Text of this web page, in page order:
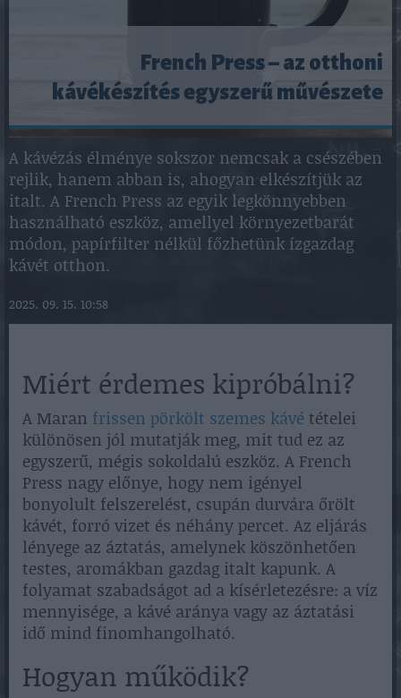
French Press – az otthoni
kávékészítés egyszerű művészete
A kávézás élménye sokszor nemcsak a csészében
rejlik, hanem abban is, ahogyan elkészítjük az
italt. A French Press az egyik legkönnyebben
használható eszköz, amellyel környezetbarát
módon, papírfilter nélkül főzhetünk ízgazdag
kávét otthon.
2025. 09. 15. 10:58
Miért érdemes kipróbálni?
A Maran frissen pörkölt szemes kávé tételei
különösen jól mutatják meg, mit tud ez az
egyszerű, mégis sokoldalú eszköz. A French
Press nagy előnye, hogy nem igényel
bonyolult felszerelést, csupán durvára őrölt
kávét, forró vizet és néhány percet. Az eljárás
lényege az áztatás, amelynek köszönhetően
testes, aromákban gazdag italt kapunk. A
folyamat szabadságot ad a kísérletezésre: a víz
mennyisége, a kávé aránya vagy az áztatási
idő mind finomhangolható.
Hogyan működik?